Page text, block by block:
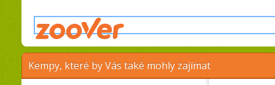
Kempy, které by Vás také mohly zajímat